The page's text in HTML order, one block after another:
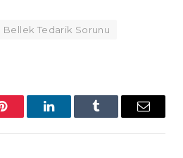
Bellek Tedarik Sorunu
Pinterest LinkedInTumblr Email